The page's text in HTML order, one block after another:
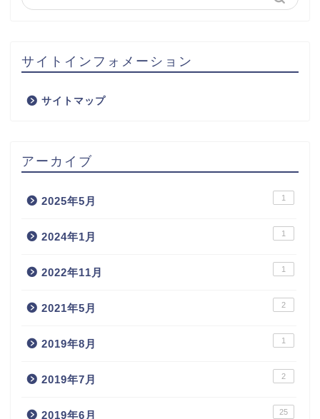
サイトインフォメーション
サイトマップ
アーカイブ
2025年5月 1
2024年1月 1
2022年11月 1
2021年5月 2
2019年8月 1
2019年7月 2
2019年6月 25